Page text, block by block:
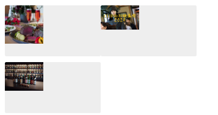
CLIP山形映画祭
2026：映画館派の
編集長が読む2025
年の映画ざっくり
総監
2026.02.27
CLIP山形映画祭
2025：ほぼこれく
らいしか更新して
いない変なブログ
月のホテル☆4日
間限定！クリスマ
スディナーブッフ
ェ開催☆